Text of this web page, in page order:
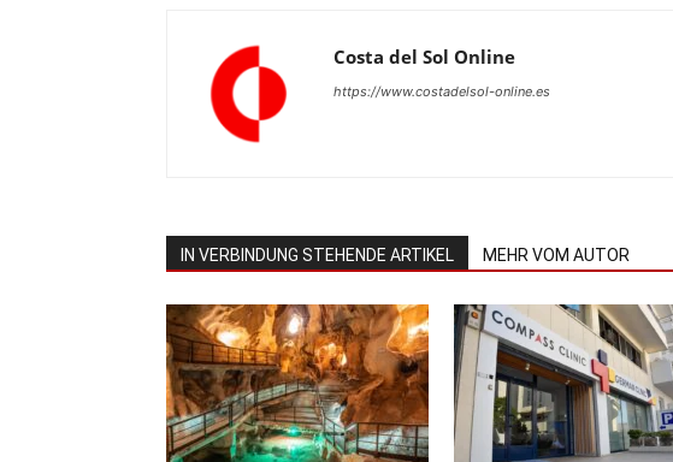
Costa del Sol Online
https://www.costadelsol-online.es
IN VERBINDUNG STEHENDE ARTIKEL MEHR VOM AUTOR